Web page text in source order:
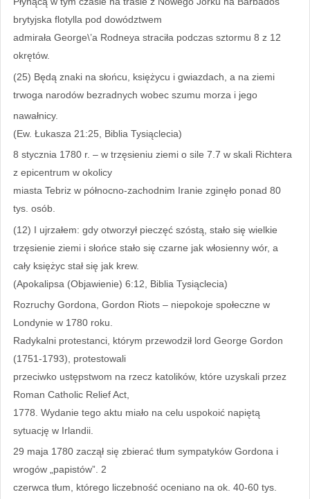
brytyjska flotylla pod dowództwem
admirała George\’a Rodneya straciła podczas sztormu 8 z 12
okrętów.
(25) Będą znaki na słońcu, księżycu i gwiazdach, a na ziemi
trwoga narodów bezradnych wobec szumu morza i jego
nawałnicy.
(Ew. Łukasza 21:25, Biblia Tysiąclecia)
8 stycznia 1780 r. – w trzęsieniu ziemi o sile 7.7 w skali Richtera
z epicentrum w okolicy
miasta Tebriz w północno-zachodnim Iranie zginęło ponad 80
tys. osób.
(12) I ujrzałem: gdy otworzył pieczęć szóstą, stało się wielkie
trzęsienie ziemi i słońce stało się czarne jak włosienny wór, a
cały księżyc stał się jak krew.
(Apokalipsa (Objawienie) 6:12, Biblia Tysiąclecia)
Rozruchy Gordona, Gordon Riots – niepokoje społeczne w
Londynie w 1780 roku.
Radykalni protestanci, którym przewodził lord George Gordon
(1751-1793), protestowali
przeciwko ustępstwom na rzecz katolików, które uzyskali przez
Roman Catholic Relief Act,
1778. Wydanie tego aktu miało na celu uspokoić napiętą
sytuację w Irlandii.
29 maja 1780 zaczął się zbierać tłum sympatyków Gordona i
wrogów „papistów”. 2
czerwca tłum, którego liczebność oceniano na ok. 40-60 tys.